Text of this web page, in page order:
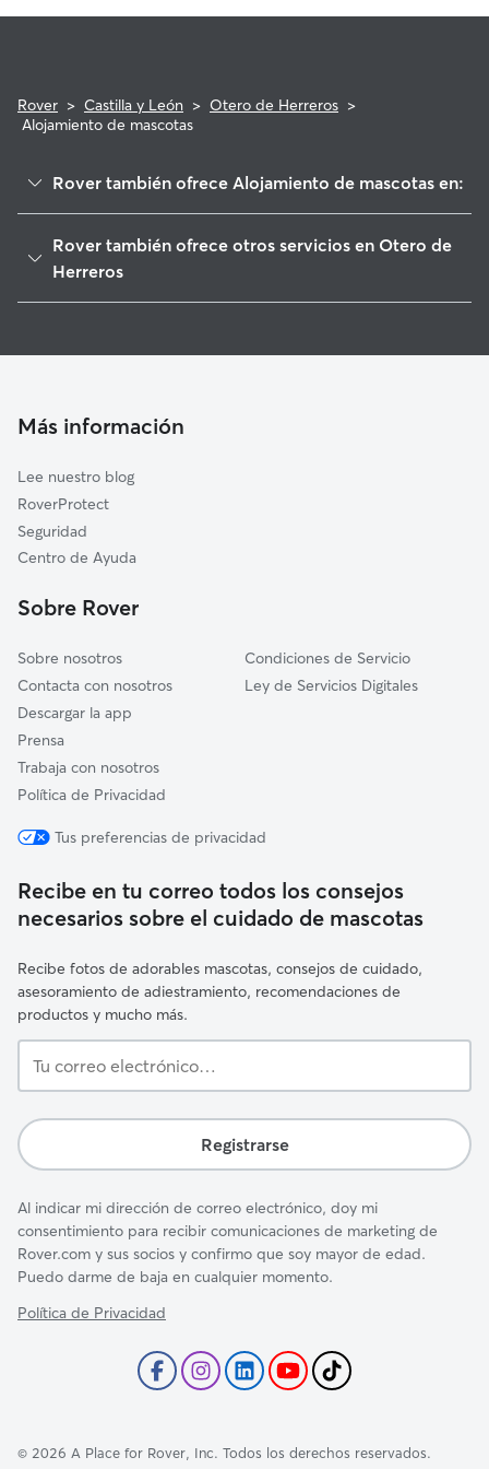
Rover > Castilla y León > Otero de Herreros >
Alojamiento de mascotas
Rover también ofrece Alojamiento de mascotas en:
Zarzuela del Monte
Navas de San Antonio
Ituero y Lama
Guadarrama
Valverde del Majano
Rover también ofrece otros servicios en Otero de
Herreros
Cuidadores a domicilio en Otero-De-Herreros
Más información
Lee nuestro blog
RoverProtect
Seguridad
Centro de Ayuda
Sobre Rover
Sobre nosotros
Contacta con nosotros
Descargar la app
Prensa
Trabaja con nosotros
Política de Privacidad
Condiciones de Servicio
Ley de Servicios Digitales
Tus preferencias de privacidad
Recibe en tu correo todos los consejos
necesarios sobre el cuidado de mascotas
Recibe fotos de adorables mascotas, consejos de cuidado,
asesoramiento de adiestramiento, recomendaciones de
productos y mucho más.
correo
Registrarse
Al indicar mi dirección de correo electrónico, doy mi
consentimiento para recibir comunicaciones de marketing de
Rover.com y sus socios y confirmo que soy mayor de edad.
Puedo darme de baja en cualquier momento.
Política de Privacidad
© 2026 A Place for Rover, Inc. Todos los derechos reservados.